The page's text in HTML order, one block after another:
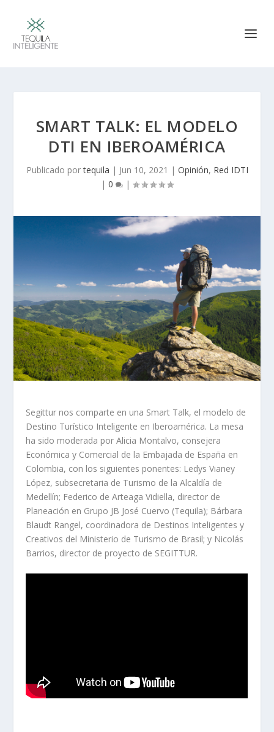
SMART TALK: EL MODELO
DTI EN IBEROAMÉRICA
Publicado portequila | Jun 10, 2021 | Opinión, Red IDTI
| 0 |
Segittur nos comparte en una Smart Talk, el modelo de
Destino Turístico Inteligente en Iberoamérica. La mesa
ha sido moderada por Alicia Montalvo, consejera
Económica y Comercial de la Embajada de España en
Colombia, con los siguientes ponentes: Ledys Vianey
López, subsecretaria de Turismo de la Alcaldía de
Medellín; Federico de Arteaga Vidiella, director de
Planeación en Grupo JB José Cuervo (Tequila); Bárbara
Blaudt Rangel, coordinadora de Destinos Inteligentes y
Creativos del Ministerio de Turismo de Brasil; y Nicolás
Barrios, director de proyecto de SEGITTUR.